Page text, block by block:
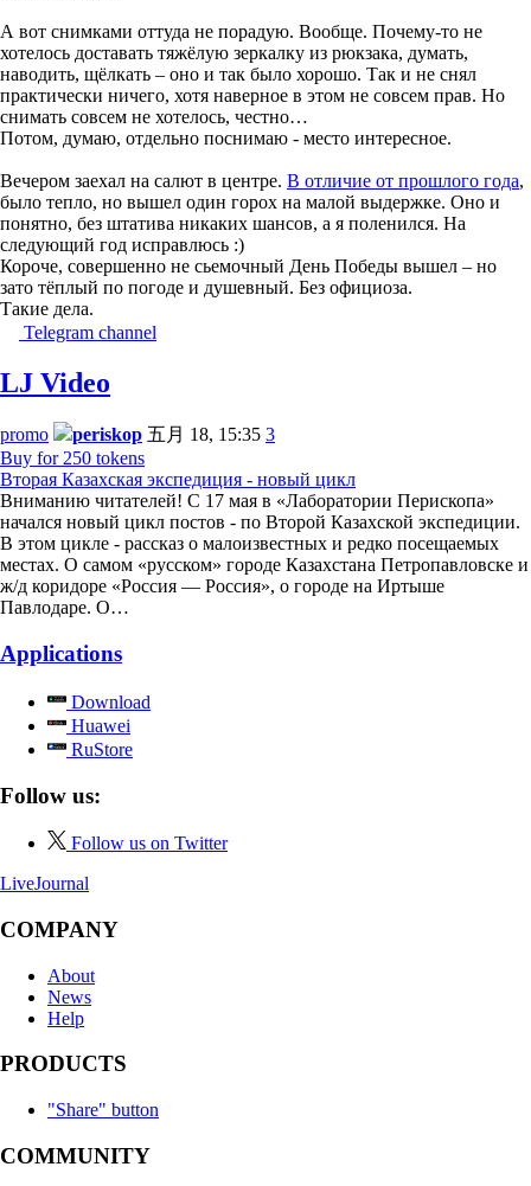
А вот снимками оттуда не порадую. Вообще. Почему-то не
хотелось доставать тяжёлую зеркалку из рюкзака, думать,
наводить, щёлкать – оно и так было хорошо. Так и не снял
практически ничего, хотя наверное в этом не совсем прав. Но
снимать совсем не хотелось, честно…
Потом, думаю, отдельно поснимаю - место интересное.
Вечером заехал на салют в центре. В отличие от прошлого года,
было тепло, но вышел один горох на малой выдержке. Оно и
понятно, без штатива никаких шансов, а я поленился. На
следующий год исправлюсь :)
Короче, совершенно не сьемочный День Победы вышел – но
зато тёплый по погоде и душевный. Без официоза.
Такие дела.
Telegram channel
LJ Video
promo periskop 五月 18, 15:35 3
Buy for 250 tokens
Вторая Казахская экспедиция - новый цикл
Вниманию читателей! С 17 мая в «Лаборатории Перископа»
начался новый цикл постов - по Второй Казахской экспедиции.
В этом цикле - рассказ о малоизвестных и редко посещаемых
местах. О самом «русском» городе Казахстана Петропавловске и
ж/д коридоре «Россия — Россия», о городе на Иртыше
Павлодаре. О…
Applications
Download
Huawei
RuStore
Follow us:
Follow us on Twitter
LiveJournal
COMPANY
About
News
Help
PRODUCTS
"Share" button
COMMUNITY